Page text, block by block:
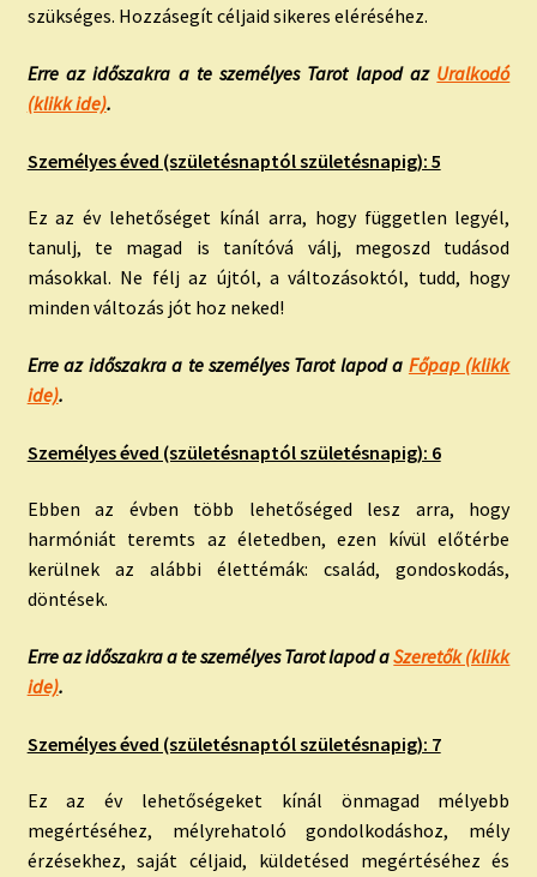
szükséges. Hozzásegít céljaid sikeres eléréséhez.
Erre az időszakra a te személyes Tarot lapod az Uralkodó
(klikk ide).
Személyes éved (születésnaptól születésnapig): 5
Ez az év lehetőséget kínál arra, hogy független legyél,
tanulj, te magad is tanítóvá válj, megoszd tudásod
másokkal. Ne félj az újtól, a változásoktól, tudd, hogy
minden változás jót hoz neked!
Erre az időszakra a te személyes Tarot lapod a Főpap (klikk
ide).
Személyes éved (születésnaptól születésnapig): 6
Ebben az évben több lehetőséged lesz arra, hogy
harmóniát teremts az életedben, ezen kívül előtérbe
kerülnek az alábbi élettémák: család, gondoskodás,
döntések.
Erre az időszakra a te személyes Tarot lapod aSzeretők (klikk
ide).
Személyes éved (születésnaptól születésnapig): 7
Ez az év lehetőségeket kínál önmagad mélyebb
megértéséhez, mélyrehatoló gondolkodáshoz, mély
érzésekhez, saját céljaid, küldetésed megértéséhez és